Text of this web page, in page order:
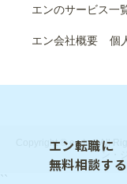
エンのサービス一
エン会社概要 個
エン転職に
無料相談する
Copyright © en Inc. All
ン・